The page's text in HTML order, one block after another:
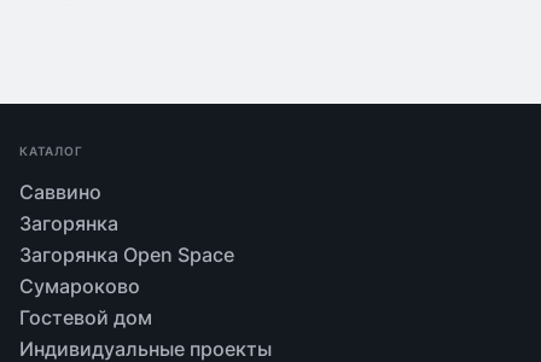
КАТАЛОГ
Саввино
Загорянка
Загорянка Open Space
Сумароково
Гостевой дом
Индивидуальные проекты